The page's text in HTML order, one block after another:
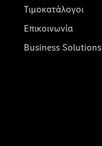
Τιμοκατάλογοι
Επικοινωνία
Business Solutions